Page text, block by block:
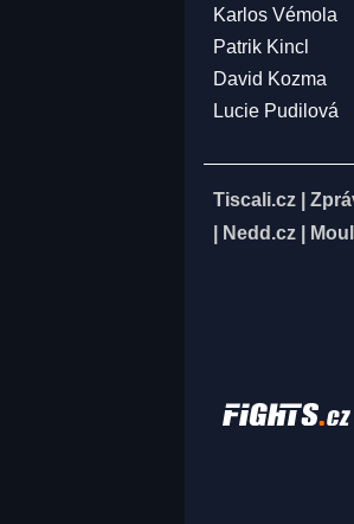
Karlos Vémola
Patrik Kincl
David Kozma
Lucie Pudilová
Tiscali.cz
Nedd.cz